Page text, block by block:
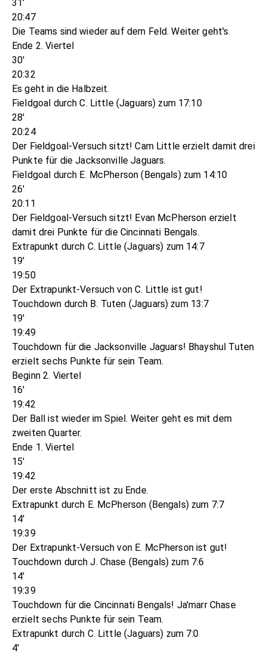
31'
20:47
Die Teams sind wieder auf dem Feld. Weiter geht's.
Ende 2. Viertel
30'
20:32
Es geht in die Halbzeit.
Fieldgoal durch C. Little (Jaguars) zum 17:10
28'
20:24
Der Fieldgoal-Versuch sitzt! Cam Little erzielt damit drei
Punkte für die Jacksonville Jaguars.
Fieldgoal durch E. McPherson (Bengals) zum 14:10
26'
20:11
Der Fieldgoal-Versuch sitzt! Evan McPherson erzielt
damit drei Punkte für die Cincinnati Bengals.
Extrapunkt durch C. Little (Jaguars) zum 14:7
19'
19:50
Der Extrapunkt-Versuch von C. Little ist gut!
Touchdown durch B. Tuten (Jaguars) zum 13:7
19'
19:49
Touchdown für die Jacksonville Jaguars! Bhayshul Tuten
erzielt sechs Punkte für sein Team.
Beginn 2. Viertel
16'
19:42
Der Ball ist wieder im Spiel. Weiter geht es mit dem
zweiten Quarter.
Ende 1. Viertel
15'
19:42
Der erste Abschnitt ist zu Ende.
Extrapunkt durch E. McPherson (Bengals) zum 7:7
14'
19:39
Der Extrapunkt-Versuch von E. McPherson ist gut!
Touchdown durch J. Chase (Bengals) zum 7:6
14'
19:39
Touchdown für die Cincinnati Bengals! Ja'marr Chase
erzielt sechs Punkte für sein Team.
Extrapunkt durch C. Little (Jaguars) zum 7:0
4'